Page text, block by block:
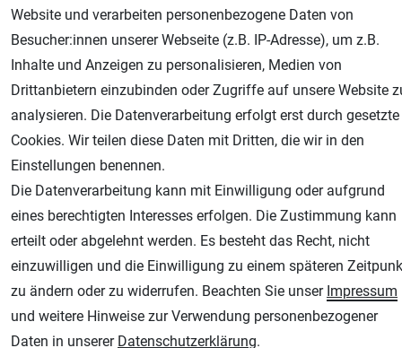
Unsere weiteren Shops:
Airbrush-City
Fachhandel für: Airbrushpistolen, Kompressoren, Airbrushfarben
Modellbau-City
Modellbau Shop
Plotter-City
Schneideplotter, Transferpressen, Siebdruck und Plotterfolien
Im Shop Kaufen
Küchen Zubehör - Haus/Garten - Tierbedarf
Website und verarbeiten personenbezogene Daten von
Besucher:innen unserer Webseite (z.B. IP-Adresse), um z.B.
Inhalte und Anzeigen zu personalisieren, Medien von
Drittanbietern einzubinden oder Zugriffe auf unsere Website
analysieren. Die Datenverarbeitung erfolgt erst durch gesetzte
Cookies. Wir teilen diese Daten mit Dritten, die wir in den
Einstellungen benennen.
Die Datenverarbeitung kann mit Einwilligung oder aufgrund
eines berechtigten Interesses erfolgen. Die Zustimmung kann
erteilt oder abgelehnt werden. Es besteht das Recht, nicht
einzuwilligen und die Einwilligung zu einem späteren
zu ändern oder zu widerrufen. Beachten Sie unser Impressum
und weitere Hinweise zur Verwendung personenbezogener
Daten in unserer Daten­schutz­erklärung.